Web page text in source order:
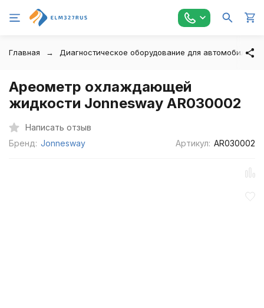
Главная Диагностическое оборудование для автомобилей
Ареометр охлаждающей
жидкости Jonnesway AR030002
Написать отзыв
Бренд: Jonnesway Артикул: AR030002